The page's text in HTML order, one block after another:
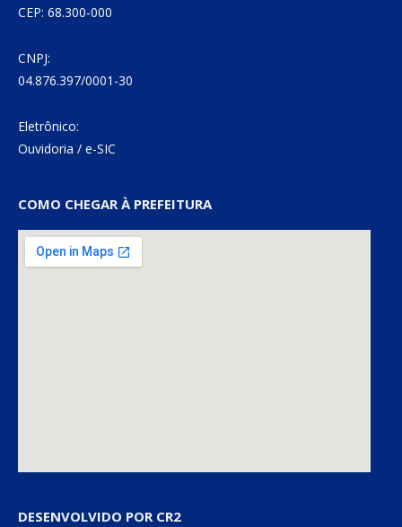
CEP: 68.300-000
CNPJ:
04.876.397/0001-30
Eletrônico:
Ouvidoria / e-SIC
COMO CHEGAR À PREFEITURA
DESENVOLVIDO POR CR2